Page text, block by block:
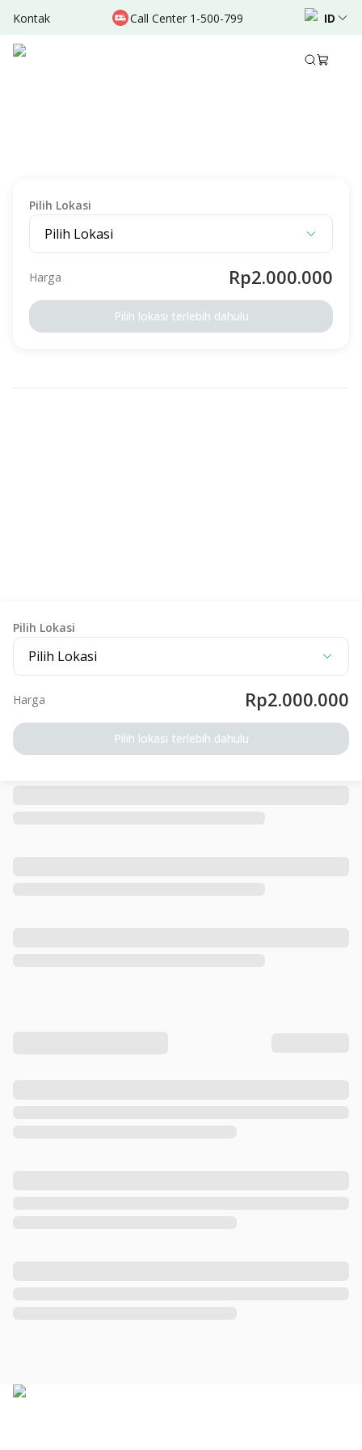
Kontak Call Center 1-500-799 ID
Pilih Lokasi
Pilih Lokasi
Harga Rp2.000.000
Pilih lokasi terlebih dahulu
Pilih Lokasi
Pilih Lokasi
Harga Rp2.000.000
Pilih lokasi terlebih dahulu
Deskripsi PersiapanSyarat & Ketentuan